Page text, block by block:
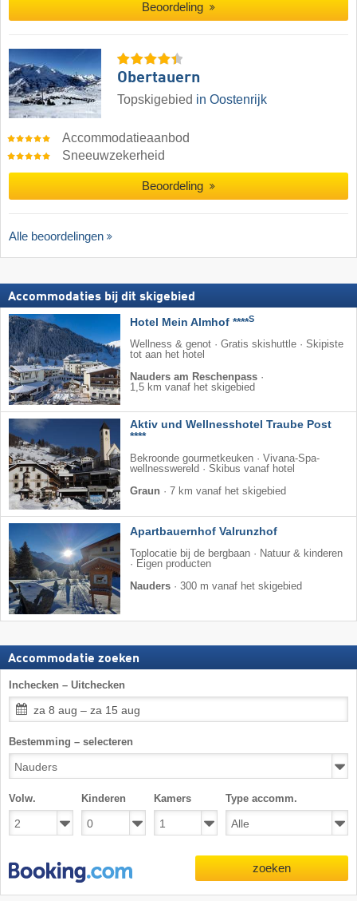
Beoordeling
Obertauern
Topskigebied in Oostenrijk
Accommodatieaanbod
Sneeuwzekerheid
Beoordeling
Alle beoordelingen
Accommodaties bij dit skigebied
Hotel Mein Almhof ****S
Wellness & genot · Gratis skishuttle · Skipiste
tot aan het hotel
Nauders am Reschenpass ·
1,5 km vanaf het skigebied
Aktiv und Wellnesshotel Traube Post
****
Bekroonde gourmetkeuken · Vivana-Spa-
wellnesswereld · Skibus vanaf hotel
Graun · 7 km vanaf het skigebied
Apartbauernhof Valrunzhof
Toplocatie bij de bergbaan · Natuur & kinderen
· Eigen producten
Nauders · 300 m vanaf het skigebied
Accommodatie zoeken
Inchecken – Uitchecken
za 8 aug – za 15 aug
Bestemming – selecteren
Volw. Kinderen Kamers Type accomm.
zoeken